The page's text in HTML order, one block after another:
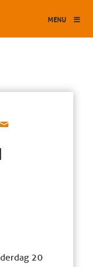
MENU
20